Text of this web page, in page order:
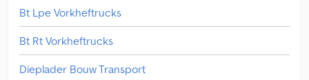
Bt Lpe Vorkheftrucks
Bt Rt Vorkheftrucks
Dieplader Bouw Transport